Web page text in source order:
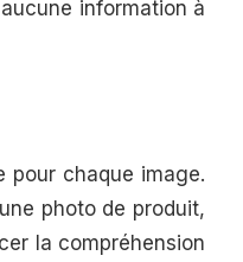
information à
pour chaque image.
photo de produit,
la compréhension